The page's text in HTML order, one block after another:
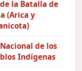
la Batalla de
(Arica y
de los
Indígenas